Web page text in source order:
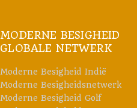
MODERNE BESIGHEID
GLOBALE NETWERK
Moderne Besigheid Indië
Moderne Besigheidsnetwerk
Moderne Besigheid Golf